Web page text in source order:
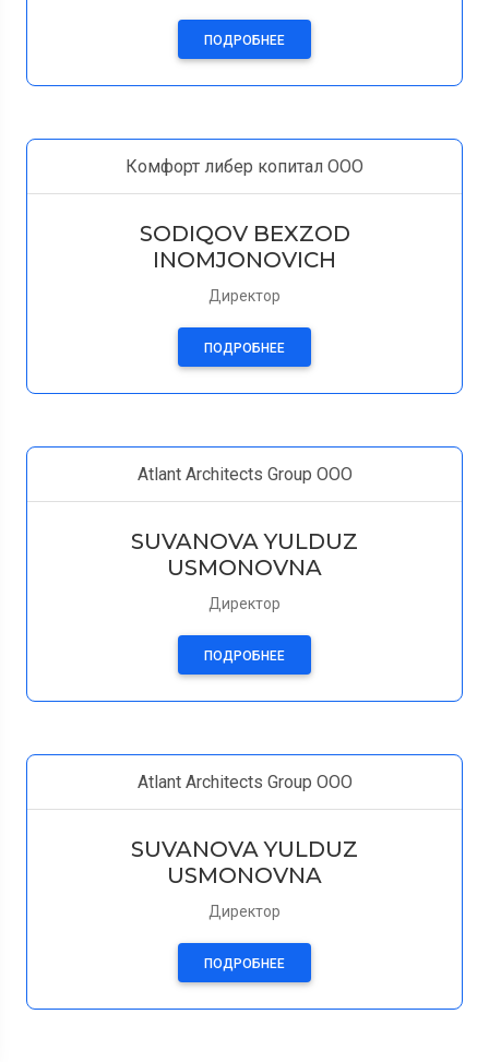
ПОДРОБНЕЕ
Комфорт либер копитал OOO
SODIQOV BEXZOD
INOMJONOVICH
Директор
ПОДРОБНЕЕ
Atlant Architects Group ООО
SUVANOVA YULDUZ
USMONOVNA
Директор
ПОДРОБНЕЕ
Atlant Architects Group ООО
SUVANOVA YULDUZ
USMONOVNA
Директор
ПОДРОБНЕЕ